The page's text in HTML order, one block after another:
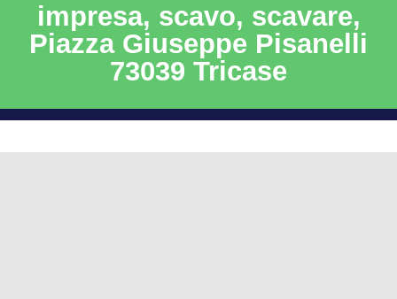
impresa, scavo, scavare,
Piazza Giuseppe Pisanelli
73039 Tricase